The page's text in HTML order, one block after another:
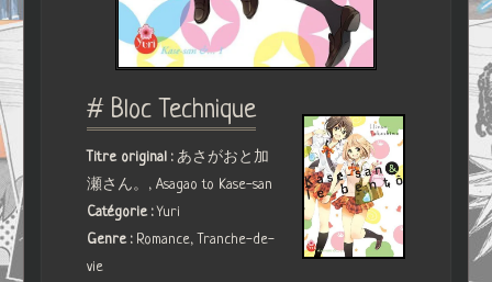
# Bloc Technique
Titre original :あさがおと加
瀬さん。, Asagao to Kase-san
Catégorie :Yuri
Genre : Romance, Tranche-de-
vie